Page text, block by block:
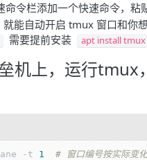
命令栏添加一个快速命令，粘
能自动开启 tmux 窗口和你
需要提前安装 apt install
机上，运行tmux
-t 1
# 窗口编号按实际变化